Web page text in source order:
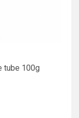
tube 100g